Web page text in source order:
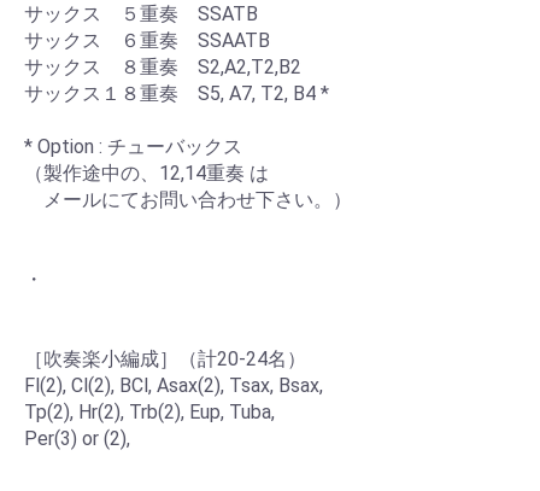
サックス ５重奏 SSATB
サックス ６重奏 SSAATB
サックス ８重奏 S2,A2,T2,B2
サックス１８重奏 S5, A7, T2, B4 *
* Option : チューバックス
（製作途中の、12,14重奏 は
メールにてお問い合わせ下さい。）
・
［吹奏楽小編成］（計20-24名）
Fl(2), Cl(2), BCl, Asax(2), Tsax, Bsax,
Tp(2), Hr(2), Trb(2), Eup, Tuba,
Per(3) or (2),